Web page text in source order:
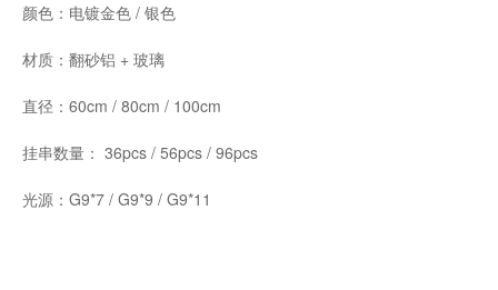
颜色：电镀金色 / 银色
材质：翻砂铝 + 玻璃
直径：60cm / 80cm / 100cm
挂串数量： 36pcs / 56pcs / 96pcs
光源：G9*7 / G9*9 / G9*11